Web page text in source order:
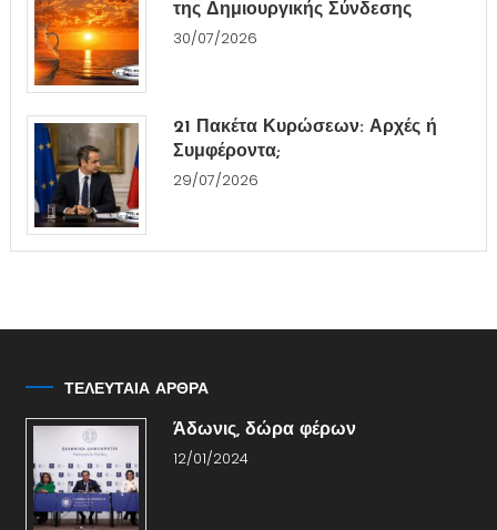
της Δημιουργικής Σύνδεσης
30/07/2026
21 Πακέτα Κυρώσεων: Αρχές ή
Συμφέροντα;
29/07/2026
ΤΕΛΕΥΤΑΙΑ ΑΡΘΡΑ
Άδωνις, δώρα φέρων
12/01/2024